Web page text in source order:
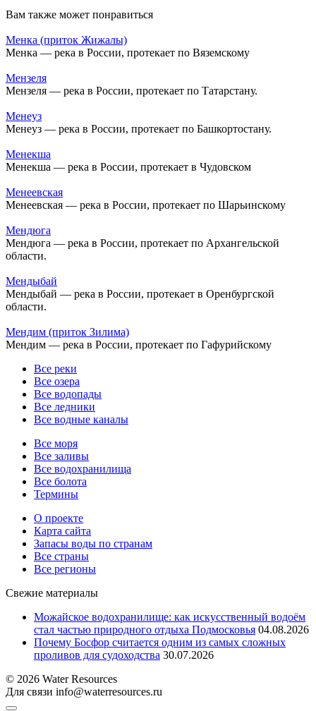
Вам также может понравиться
Менка (приток Жижалы)
Менка — река в России, протекает по Вяземскому
Мензеля
Мензеля — река в России, протекает по Татарстану.
Менеуз
Менеуз — река в России, протекает по Башкортостану.
Менекша
Менекша — река в России, протекает в Чудовском
Менеевская
Менеевская — река в России, протекает по Шарьинскому
Мендюга
Мендюга — река в России, протекает по Архангельской
области.
Мендыбай
Мендыбай — река в России, протекает в Оренбургской
области.
Мендим (приток Зилима)
Мендим — река в России, протекает по Гафурийскому
Все реки
Все озера
Все водопады
Все ледники
Все водные каналы
Все моря
Все заливы
Все водохранилища
Все болота
Термины
О проекте
Карта сайта
Запасы воды по странам
Все страны
Все регионы
Свежие материалы
Можайское водохранилище: как искусственный водоём
стал частью природного отдыха Подмосковья 04.08.2026
Почему Босфор считается одним из самых сложных
проливов для судоходства 30.07.2026
© 2026 Water Resources
Для связи info@waterresources.ru